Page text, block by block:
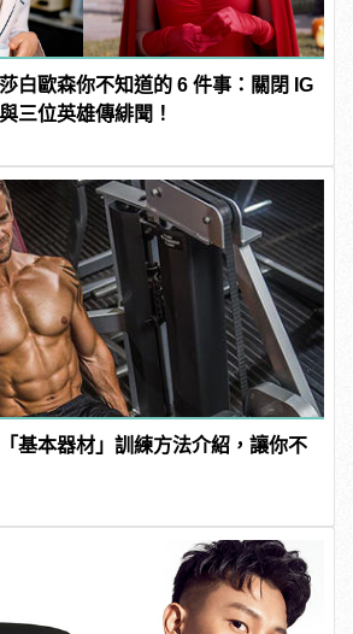
白歐森你不知道的 6 件事：關閉 IG
三位英雄傳緋聞！
基本器材」訓練方法介紹，讓你不